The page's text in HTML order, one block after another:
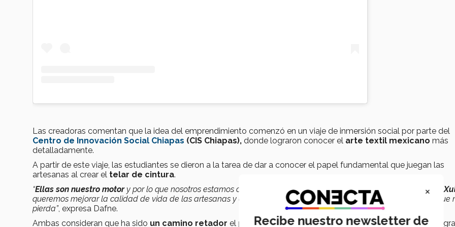
Las creadoras comentan que la idea del emprendimiento comenzó en un viaje de inmersión social por parte del
Centro de Innovación Social Chiapas (CIS Chiapas), donde lograron conocer el arte textil mexicano más
detalladamente.
A partir de este viaje, las estudiantes se dieron a la tarea de dar a conocer el papel fundamental que juegan las
artesanas al crear el telar de cintura.
“Ellas son nuestro motor y por lo que nosotros estamos creando todo esto, porque sin ellas realmente no existiría
queremos mejorar la calidad de vida de las artesanas y dar a conocer lariqueza cultural que tiene México
y que
pierda”, expresa Dafne.
Ambas consideran que ha sido un camino retador el poder posicionar aXulel, ya que compiten con marcas
×
Recibe nuestro newsletter de